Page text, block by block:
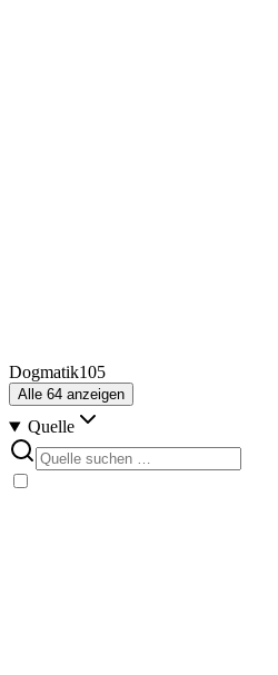
Dogmatik105
Alle 64 anzeigen
Quelle